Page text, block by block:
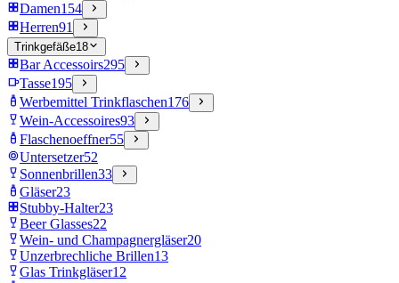
Damen154
Herren91
Trinkgefäße18
Bar Accessoirs295
Tasse195
Werbemittel Trinkflaschen176
Wein-Accessoires93
Flaschenoeffner55
Untersetzer52
Sonnenbrillen33
Gläser23
Stubby-Halter23
Beer Glasses22
Wein- und Champagnergläser20
Unzerbrechliche Brillen13
Glas Trinkgläser12